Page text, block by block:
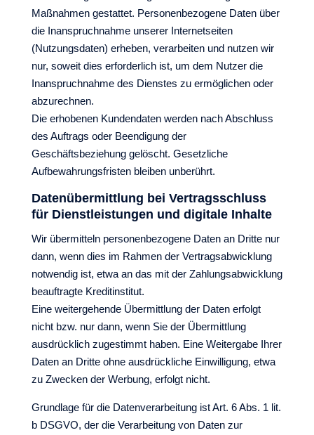
Maßnahmen gestattet. Personenbezogene Daten über
die Inanspruchnahme unserer Internetseiten
(Nutzungsdaten) erheben, verarbeiten und nutzen wir
nur, soweit dies erforderlich ist, um dem Nutzer die
Inanspruchnahme des Dienstes zu ermöglichen oder
abzurechnen.
Die erhobenen Kundendaten werden nach Abschluss
des Auftrags oder Beendigung der
Geschäftsbeziehung gelöscht. Gesetzliche
Aufbewahrungsfristen bleiben unberührt.
Datenübermittlung bei Vertragsschluss
für Dienstleistungen und digitale Inhalte
Wir übermitteln personenbezogene Daten an Dritte nur
dann, wenn dies im Rahmen der Vertragsabwicklung
notwendig ist, etwa an das mit der Zahlungsabwicklung
beauftragte Kreditinstitut.
Eine weitergehende Übermittlung der Daten erfolgt
nicht bzw. nur dann, wenn Sie der Übermittlung
ausdrücklich zugestimmt haben. Eine Weitergabe Ihrer
Daten an Dritte ohne ausdrückliche Einwilligung, etwa
zu Zwecken der Werbung, erfolgt nicht.
Grundlage für die Datenverarbeitung ist Art. 6 Abs. 1 lit.
b DSGVO, der die Verarbeitung von Daten zur